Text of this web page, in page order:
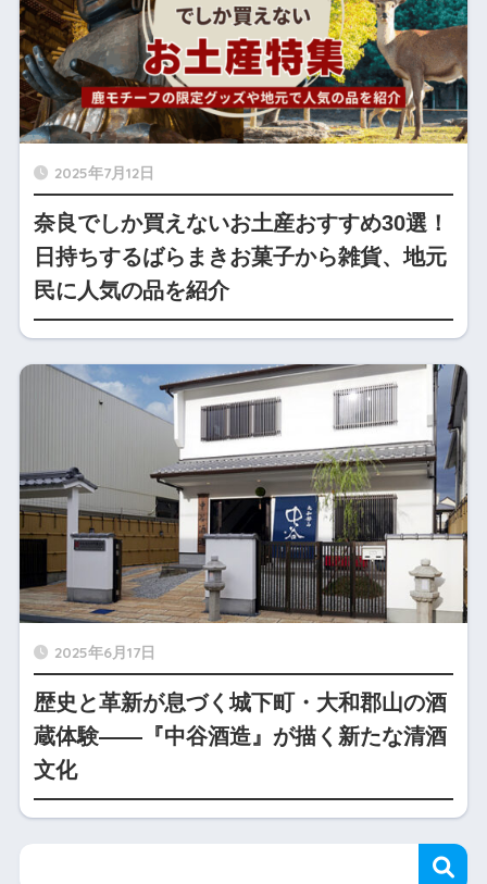
2025年7月12日
奈良でしか買えないお土産おすすめ30選！
日持ちするばらまきお菓子から雑貨、地元
民に人気の品を紹介
2025年6月17日
歴史と革新が息づく城下町・大和郡山の酒
蔵体験――『中谷酒造』が描く新たな清酒
文化